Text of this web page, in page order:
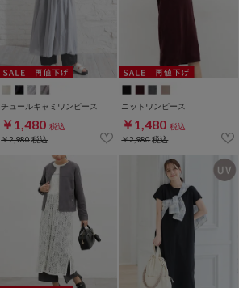
チュールキャミワンピース
￥1,480 税込
￥2,980税込
ニットワンピース
￥1,480 税込
￥2,980税込